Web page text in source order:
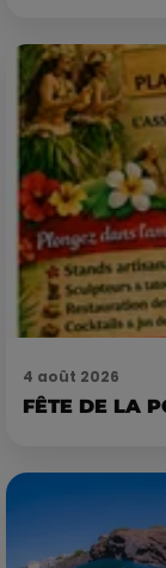
4 août 2026
FÊTE DE LA